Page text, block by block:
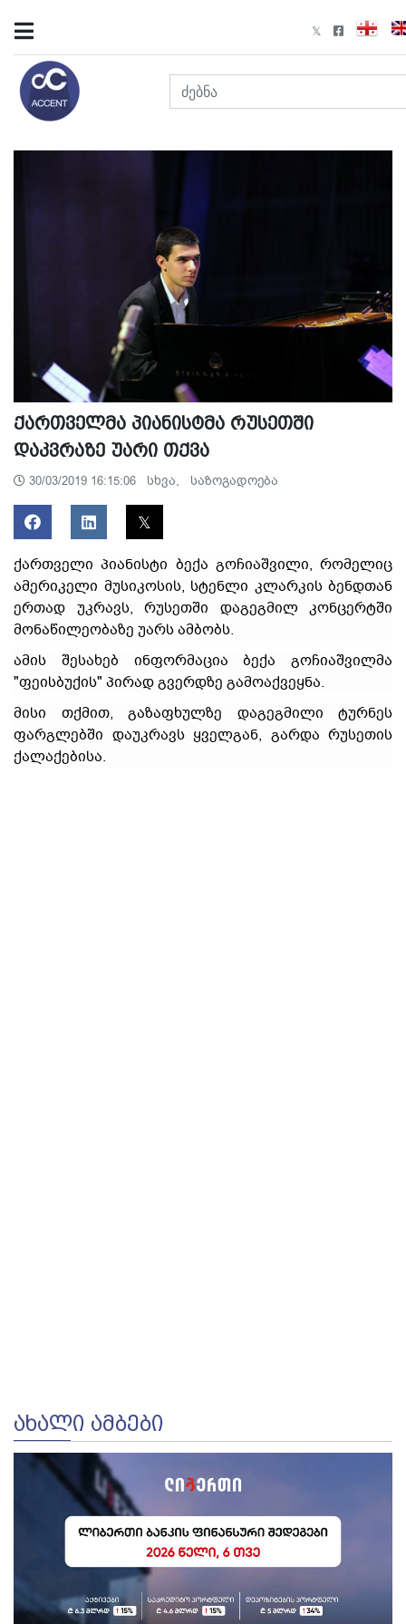
ქართველმა პიანისტმა რუსეთში
დაკვრაზე უარი თქვა
30/03/2019 16:15:06 სხვა, საზოგადოება
ქართველი პიანისტი ბექა გოჩიაშვილი, რომელიც
ამერიკელი მუსიკოსის, სტენლი კლარკის ბენდთან
ერთად უკრავს, რუსეთში დაგეგმილ კონცერტში
მონაწილეობაზე უარს ამბობს.
ამის შესახებ ინფორმაცია ბექა გოჩიაშვილმა
"ფეისბუქის" პირად გვერდზე გამოაქვეყნა.
მისი თქმით, გაზაფხულზე დაგეგმილი ტურნეს
ფარგლებში დაუკრავს ყველგან, გარდა რუსეთის
ქალაქებისა.
ᲐᲮᲐᲚᲘ ᲐᲛᲑᲔᲑᲘ